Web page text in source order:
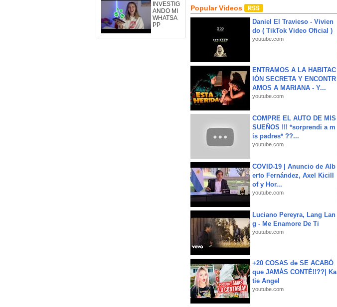
INVESTIG
ANDO MI
WHATSA
PP
Popular Videos
Daniel El Travieso - Vivien
do ( TikTok Video Oficial )
youtube.com
ENTRAMOS A LA HABITAC
IÓN SECRETA Y ENCONTR
AMOS A MARIANA - Y...
youtube.com
COMPRE EL AUTO DE MIS
SUEÑOS !!! *sorprendi a m
is padres* ??...
youtube.com
COVID-19 | Anuncio de Alb
erto Fernández, Axel Kicill
of y Hor...
youtube.com
Luciano Pereyra, Lang Lan
g - Me Enamore De Ti
youtube.com
+20 COSAS de SE ACABÓ
que JAMÁS CONTÉ!!??| Ka
tie Angel
youtube.com